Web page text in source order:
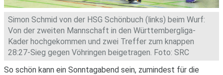
Simon Schmid von der HSG Schönbuch (links) beim Wurf:
Von der zweiten Mannschaft in den Württembergliga-
Kader hochgekommen und zwei Treffer zum knappen
28:27-Sieg gegen Vöhringen beigetragen. Foto: SRC
So schön kann ein Sonntagabend sein, zumindest für die